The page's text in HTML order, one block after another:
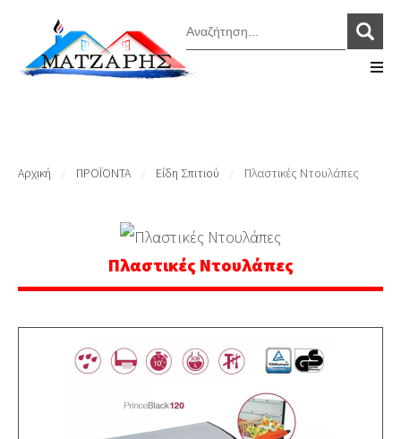
Αρχική ΠΡΟΪΟΝΤΑ Είδη Σπιτιού Πλαστικές Ντουλάπες
Πλαστικές Ντουλάπες